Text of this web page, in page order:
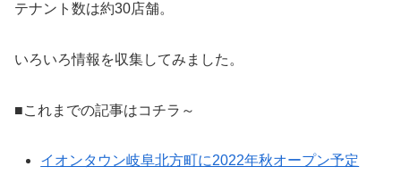
テナント数は約30店舗。
いろいろ情報を収集してみました。
■これまでの記事はコチラ～
イオンタウン岐阜北方町に2022年秋オープン予定